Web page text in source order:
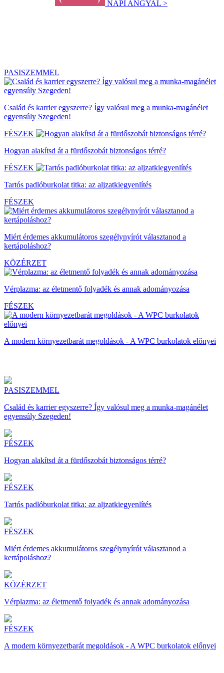
NAPI ANGYAL >
PASISZEMMEL
Család és karrier egyszerre? Így valósul meg a munka-magánélet
egyensúly Szegeden!
FÉSZEK
Hogyan alakítsd át a fürdőszobát biztonságos térré?
FÉSZEK
Tartós padlóburkolat titka: az aljzatkiegyenlítés
FÉSZEK
Miért érdemes akkumulátoros szegélynyírót választanod a
kertápoláshoz?
KÖZÉRZET
Vérplazma: az életmentő folyadék és annak adományozása
FÉSZEK
A modern környezetbarát megoldások - A WPC burkolatok előnyei
PASISZEMMEL
Család és karrier egyszerre? Így valósul meg a munka-magánélet
egyensúly Szegeden!
FÉSZEK
Hogyan alakítsd át a fürdőszobát biztonságos térré?
FÉSZEK
Tartós padlóburkolat titka: az aljzatkiegyenlítés
FÉSZEK
Miért érdemes akkumulátoros szegélynyírót választanod a
kertápoláshoz?
KÖZÉRZET
Vérplazma: az életmentő folyadék és annak adományozása
FÉSZEK
A modern környezetbarát megoldások - A WPC burkolatok előnyei